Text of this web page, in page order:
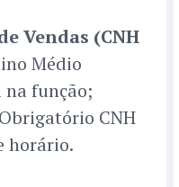
Vendas (CNH
Médio
na função;
CNH
horário.